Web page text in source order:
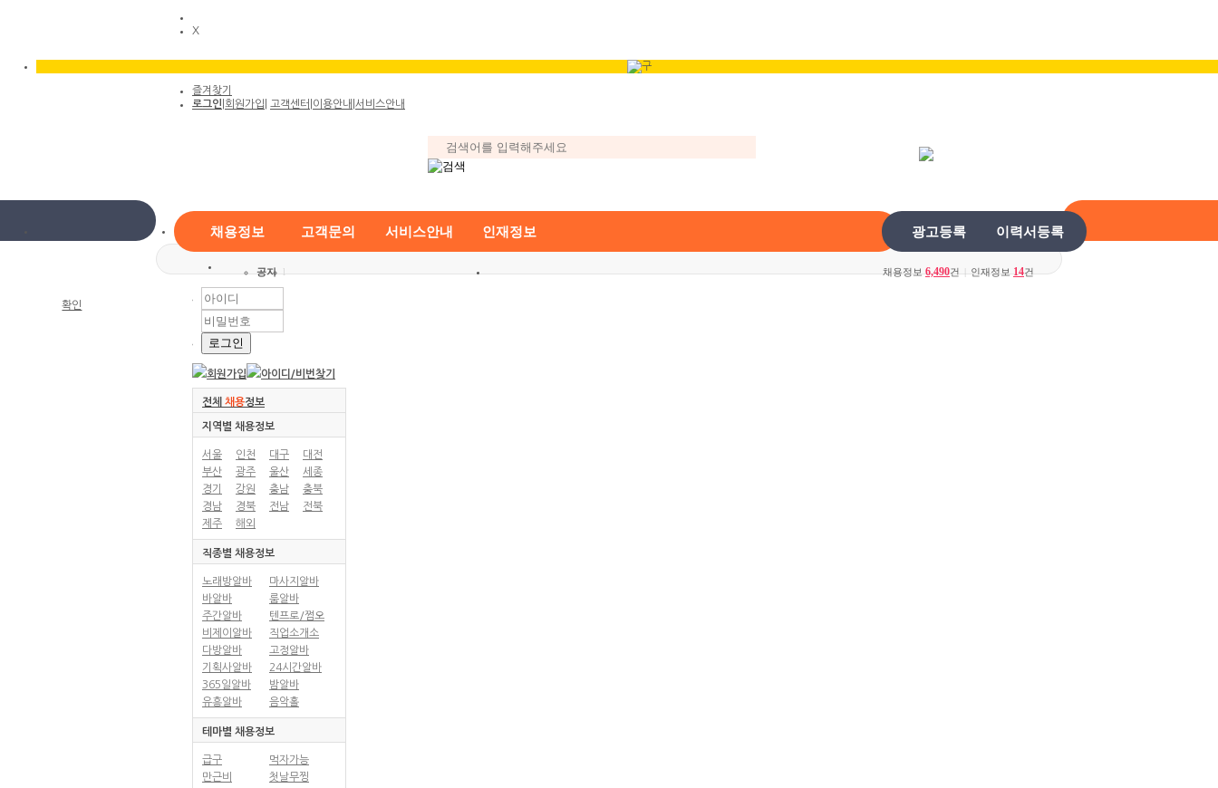
X
즐겨찾기
로그인 회원가입 고객센터 이용안내 서비스안내
채용정보 고객문의 서비스안내 인재정보 광고등록 이력서등록
공지 l 채용정보 6,490건 | 인재정보 14건
확인
회원가입 아이디/비번찾기
전체 채용정보
지역별 채용정보
서울 인천 대구
대전
부산
광주 울산
세종
경기
강원 충남
충북
경남
경북 전남
전북
제주
해외
직종별 채용정보
노래방알바
마사지알바
바알바
룸알바
주간알바
텐프로/쩜오
비제이알바
직업소개소
다방알바
고정알바
기획사알바
24시간알바
365일알바
밤알바
유흥알바
음악홀
테마별 채용정보
급구
먹자가능
만근비
첫날무찡